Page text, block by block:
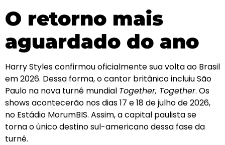
O retorno mais
aguardado do ano
Harry Styles confirmou oficialmente sua volta ao Brasil
em 2026. Dessa forma, o cantor britânico incluiu São
Paulo na nova turnê mundial Together, Together. Os
shows acontecerão nos dias 17 e 18 de julho de 2026,
no Estádio MorumBIS. Assim, a capital paulista se
torna o único destino sul-americano dessa fase da
turnê.